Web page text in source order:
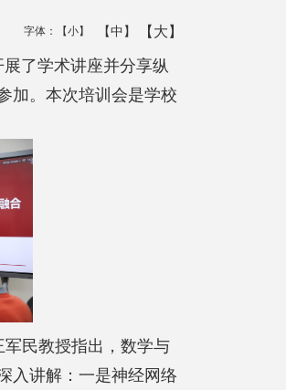
字体： 【小】 【中】 【大】
了学术讲座并分享纵
加。本次培训会是学校
军民教授指出，数学与
入讲解：一是神经网络